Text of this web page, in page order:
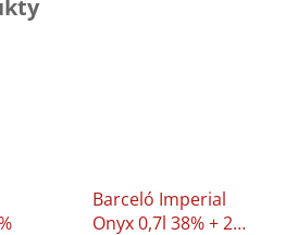
Barceló Imperial
Onyx 0,7l 38% + 2